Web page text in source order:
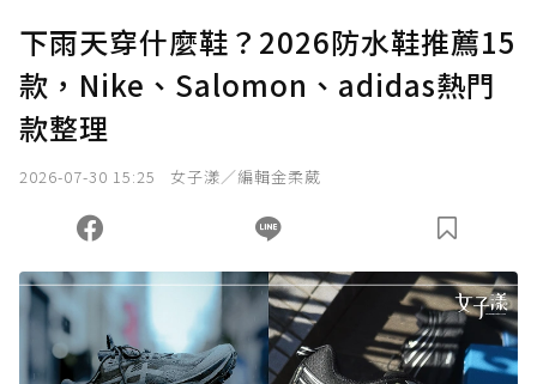
下雨天穿什麼鞋？2026防水鞋推薦15
款，Nike、Salomon、adidas熱門
款整理
2026-07-30 15:25 女子漾／編輯金柔葳